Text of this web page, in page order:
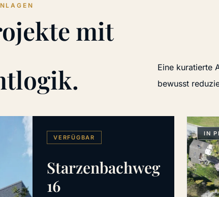
mit
Eine kuratierte
bewusst
VERFÜGBAR
Starzenbachweg
16
IN